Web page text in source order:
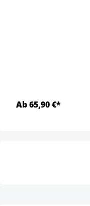
Ab 65,90 €*